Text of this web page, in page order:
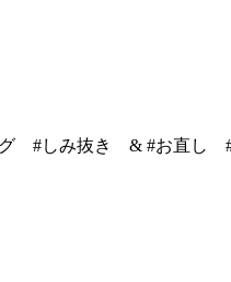
グ #しみ抜き & #お直